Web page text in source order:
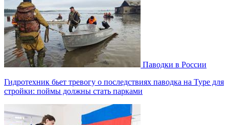
Паводки в России
Гидротехник бьет тревогу о последствиях паводка на Туре для
стройки: поймы должны стать парками